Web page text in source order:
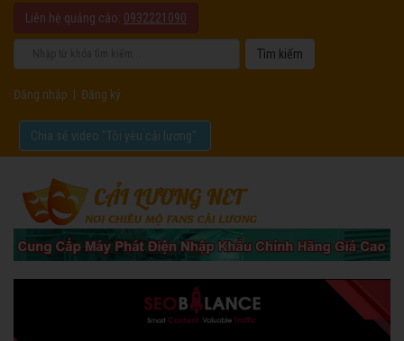
Liên hệ quảng cáo: 0932221090
Đăng nhập Đăng ký
Chia sẻ video "Tôi yêu cải lương".